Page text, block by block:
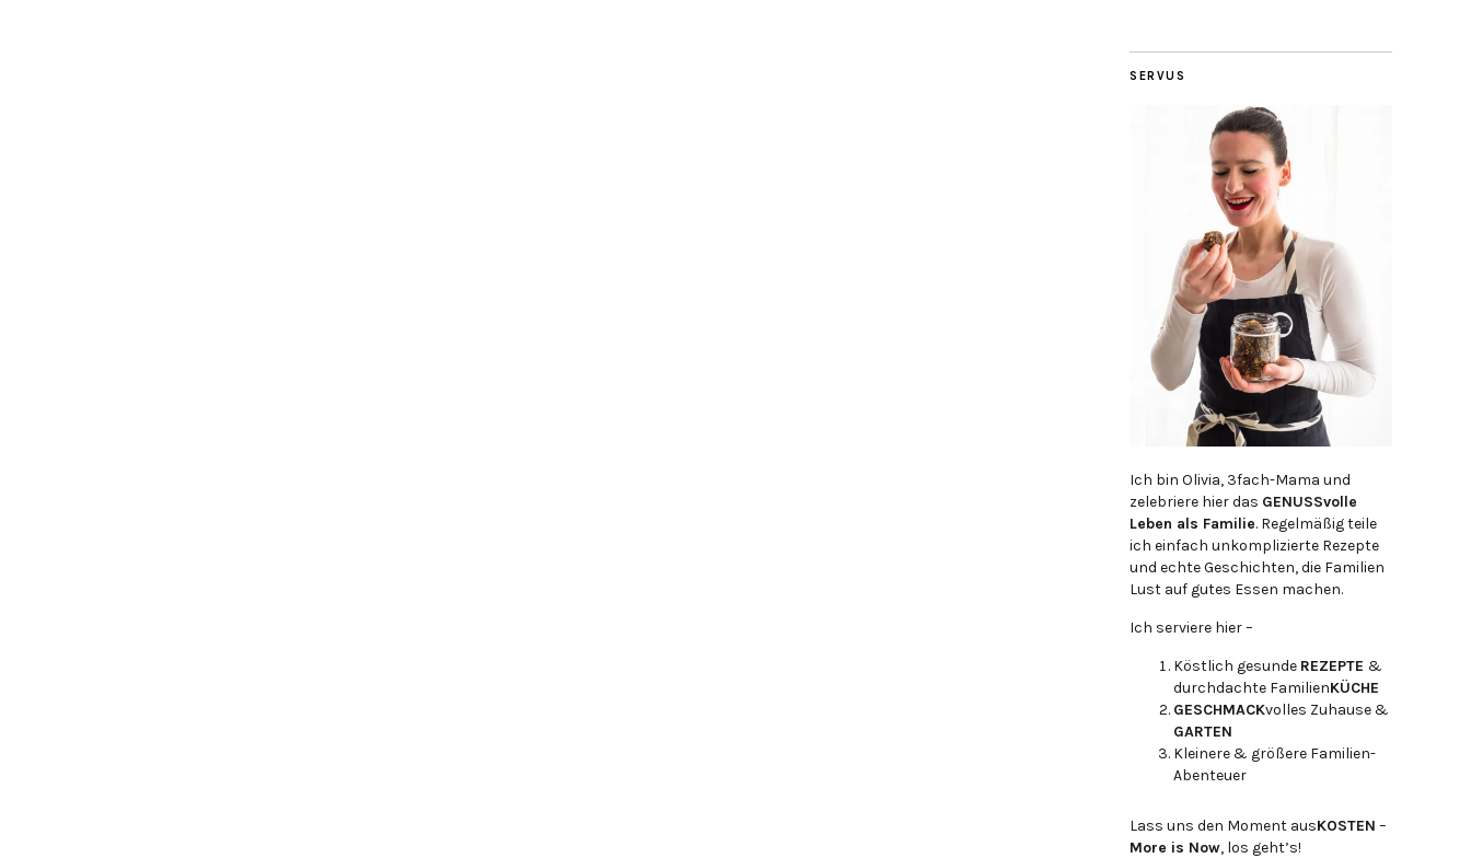
SERVUS
Ich bin Olivia, 3fach-Mama und
zelebriere hier das GENUSSvolle
Leben als Familie. Regelmäßig teile
ich einfach unkomplizierte Rezepte
und echte Geschichten, die Familien
Lust auf gutes Essen machen.
Ich serviere hier –
Köstlich gesunde REZEPTE &
durchdachte FamilienKÜCHE
GESCHMACKvolles Zuhause &
GARTEN
Kleinere & größere Familien-
Abenteuer
Lass uns den Moment ausKOSTEN –
More is Now, los geht’s!